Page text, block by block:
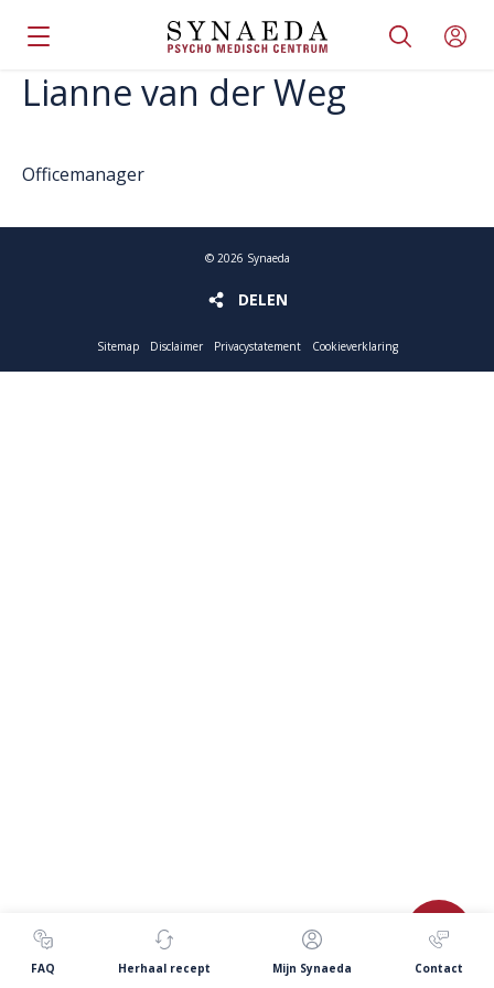
Lianne van der Weg
Officemanager
© 2026 Synaeda
DELEN
DELEN
Sitemap Disclaimer Privacystatement Cookieverklaring
FAQ Herhaal recept Mijn Synaeda Contact